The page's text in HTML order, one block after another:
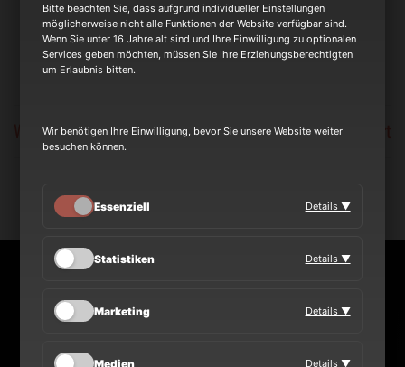
We Rock Open Air 17.06.2023 Rockbühne St.Ingbert
Bitte beachten Sie, dass aufgrund individueller Einstellungen
möglicherweise nicht alle Funktionen der Website verfügbar sind.
Wenn Sie unter 16 Jahre alt sind und Ihre Einwilligung zu optionalen
Services geben möchten, müssen Sie Ihre Erziehungsberechtigten
um Erlaubnis bitten.
Wir benötigen Ihre Einwilligung, bevor Sie unsere Website weiter
besuchen können.
Essenziell Details ▼
Statistiken Details ▼
Marketing Details ▼
Medien Details ▼